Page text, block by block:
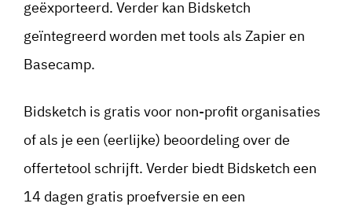
geëxporteerd. Verder kan Bidsketch
geïntegreerd worden met tools als Zapier en
Basecamp.
Bidsketch is gratis voor non-profit organisaties
of als je een (eerlijke) beoordeling over de
offertetool schrijft. Verder biedt Bidsketch een
14 dagen gratis proefversie en een